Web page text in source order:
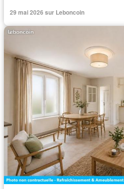
29 mai 2026 sur Leboncoin